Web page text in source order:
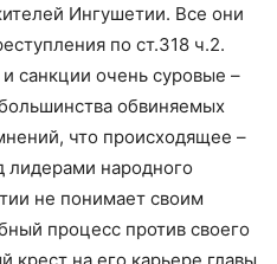
Ингушетии. Все они
по ст.318 ч.2.
санкции очень суровые –
обвиняемых
что происходящее –
лидерами народного
не понимает своим
процесс против своего
крест на его карьере главы